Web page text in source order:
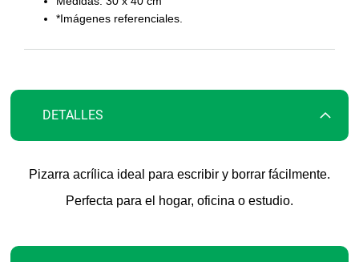
*Imágenes referenciales.
DETALLES
Pizarra acrílica ideal para escribir y borrar fácilmente.
Perfecta para el hogar, oficina o estudio.